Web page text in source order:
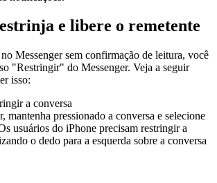
e libere o remetente
Messenger sem confirmação de leitura, você
"Restringir" do Messenger. Veja a seguir
isso:
a conversa
mantenha pressionado a conversa e selecione
usuários do iPhone precisam restringir a
o dedo para a esquerda sobre a conversa